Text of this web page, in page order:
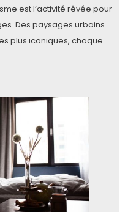
est l’activité rêvée pour
Des paysages urbains
plus iconiques, chaque